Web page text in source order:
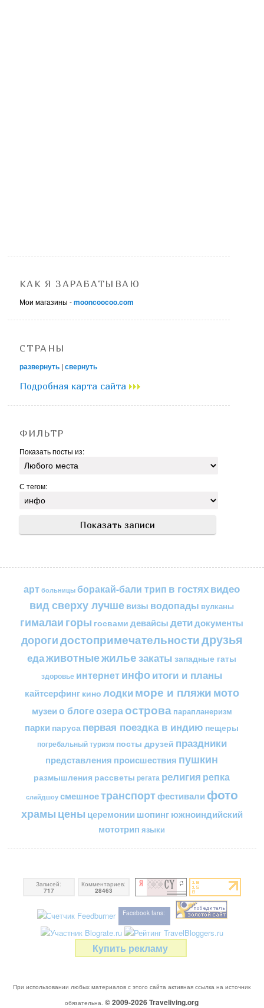
КАК Я ЗАРАБАТЫВАЮ
Мои магазины -mooncoocoo.com
СТРАНЫ
развернуть |свернуть
Подробная карта сайта
ФИЛЬТР
Показать посты из:
С тегом:
арт больницы боракай-бали трип в гостяхвидео
вид сверху лучшевизы водопады вулканы
гималаи горы госвами девайсы детидокументы
дорогидостопримечательностидрузья
едаживотныежильезакаты западные гаты
здоровье интернетинфоитоги и планы
кайтсерфинг кино лодкиморе и пляжимото
музеи о блогеозераострова парапланеризм
парки паруса первая поездка в индию пещеры
погребальный туризм посты друзей праздники
представления происшествия пушкин
размышления рассветы регата религия репка
слайдшоу смешноетранспортфестивали фото
храмы цены церемонии шопингюжноиндийский
мототрип языки
Записей:
717
Комментариев:
28463
Facebook fans:
Купить рекламу
При использовании любых материалов с этого сайта активная ссылка на источник
обязательна. © 2009-2026Traveliving.org